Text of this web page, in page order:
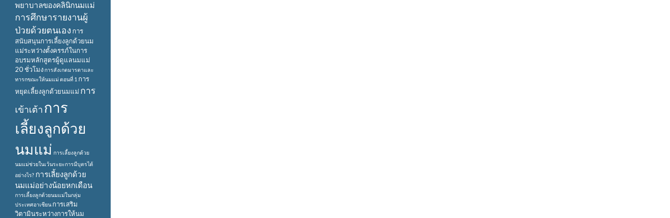
พยาบาลของคลินิกนมแม่
การศึกษารายงานผู้
ป่วยด้วยตนเอง การ
สนับสนุนการเลี้ยงลูกด้วยนม
แม่ระหว่างตั้งครรภ์ในการ
อบรมหลักสูตรผู้ดูแลนมแม่
20 ชั่วโมงการสังเกตมารดาและ
ทารกขณะให้นมแม่ ตอนที่ 1 การ
หยุดเลี้ยงลูกด้วยนมแม่ การ
เข้าเต้าการ
เลี้ยงลูกด้วย
นมแม่ การเลี้ยงลูกด้วย
นมแม่ช่วยในเว้นระยะการมีบุตรได้
อย่างไร? การเลี้ยงลูกด้วย
นมแม่อย่างน้อยหกเดือน
การเลี้ยงลูกด้วยนมแม่ในกลุ่ม
ประเทศอาเซียน การเสริม
วิตามินระหว่างการให้นม